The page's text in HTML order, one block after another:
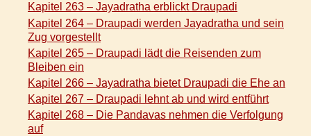
Kapitel 263 – Jayadratha erblickt Draupadi
Kapitel 264 – Draupadi werden Jayadratha und sein
Zug vorgestellt
Kapitel 265 – Draupadi lädt die Reisenden zum
Bleiben ein
Kapitel 266 – Jayadratha bietet Draupadi die Ehe an
Kapitel 267 – Draupadi lehnt ab und wird entführt
Kapitel 268 – Die Pandavas nehmen die Verfolgung
auf